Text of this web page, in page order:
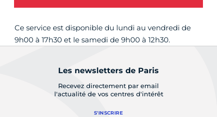
Ce service est disponible du lundi au vendredi de
9h00 à 17h30 et le samedi de 9h00 à 12h30.
Les newsletters de Paris
Recevez directement par email
l'actualité de vos centres d'intérêt
S'INSCRIRE